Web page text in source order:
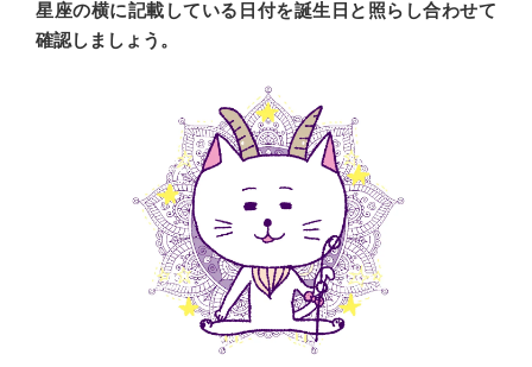
星座の横に記載している日付を誕生日と照らし合わせて
確認しましょう。